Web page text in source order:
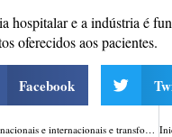
hospitalar e a indústria é
oferecidos aos pacientes.
Facebook
Frost Walls Festival de Graffiti reúne artistas nacionais e internacionais e transforma escola em palco da cultura urbana em Passo Fundo